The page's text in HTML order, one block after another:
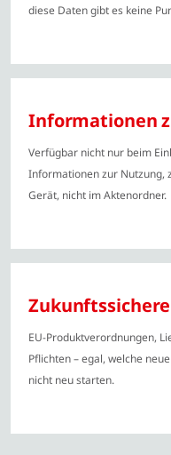
diese Daten gibt es keine
Informationen
Verfügbar nicht nur beim
Informationen zur Nutzung,
Gerät, nicht im Aktenordner.
EU-Produktverordnungen,
Pflichten – egal, welche
nicht neu starten.